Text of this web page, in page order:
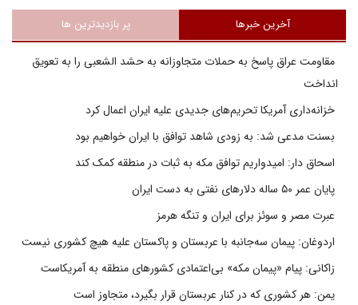
آخرین خبرها پر بازدیدترین ها
مقاومت عراق پاسخ به حملات متجاوزانه به حشد الشعبی را به تعویق
انداخت
خزانه‌داری آمریکا تحریم‌های جدیدی علیه ایران اعمال کرد
بسنت مدعی شد: به زودی شاهد توافق با ایران خواهیم بود
اسحاق دار: امیدواریم توافق مکه به ثبات در منطقه کمک کند
پایان عمر ۵۰ ساله دلارهای نفتی به دست ایران
عبرت مصر و سوئز برای ایران و تنگه هرمز
اردوغان: پیمان سه‌جانبه با عربستان و پاکستان علیه هیچ کشوری نیست
زاکانی: پیام «پیمان مکه» بی‌اعتمادی کشورهای منطقه به آمریکاست
یمن: هر کشوری که در کنار عربستان قرار بگیرد، متجاوز است